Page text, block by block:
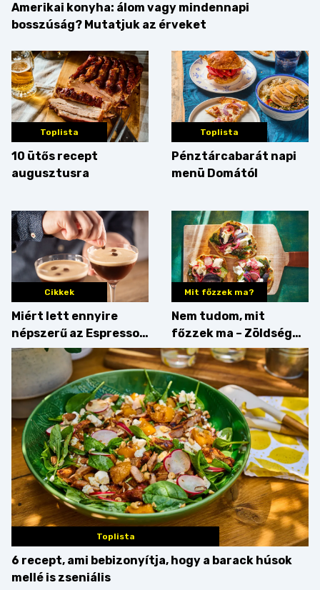
Amerikai konyha: álom vagy mindennapi
bosszúság? Mutatjuk az érveket
Toplista
10 ütős recept
augusztusra
Toplista
Pénztárcabarát napi
menü Domától
Cikkek
Miért lett ennyire
népszerű az Espresso
Martini – és mit
érdemes enni mellé?
Mit főzzek ma?
Nem tudom, mit
főzzek ma – Zöldség
minden mennyiségben
Toplista
6 recept, ami bebizonyítja, hogy a barack húsok
mellé is zseniális